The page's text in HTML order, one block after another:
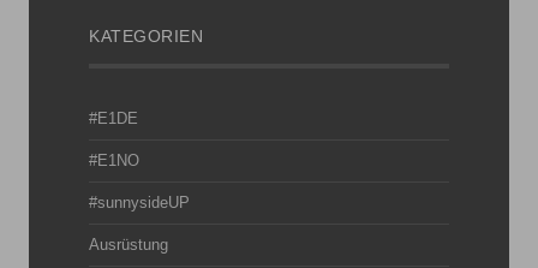
KATEGORIEN
#E1DE
#E1NO
#sunnysideUP
Ausrüstung